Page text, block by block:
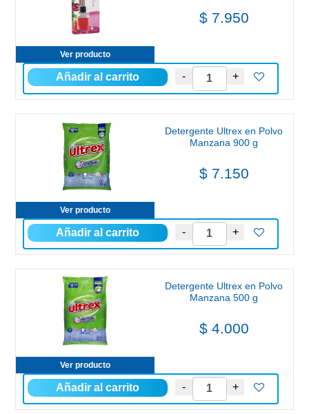
Ver producto
$ 7.950
Ver producto
Detergente Ultrex en Polvo
Manzana 900 g
$ 7.150
Ver producto
Detergente Ultrex en Polvo
Manzana 500 g
$ 4.000